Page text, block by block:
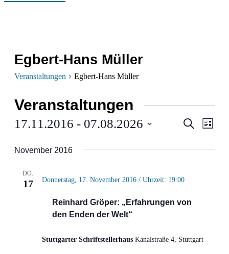
Egbert-Hans Müller
Veranstaltungen Egbert-Hans Müller
Veranstaltungen
SucheListe
17.11.2016 - 07.08.2026
wählen.
November 2016
DO.
17
Reinhard Gröper: „Erfahrungen von
den Enden der Welt“
Donnerstag, 17. November 2016 / Uhrzeit: 19:00
Stuttgarter Schriftstellerhaus Kanalstraße 4, Stuttgart